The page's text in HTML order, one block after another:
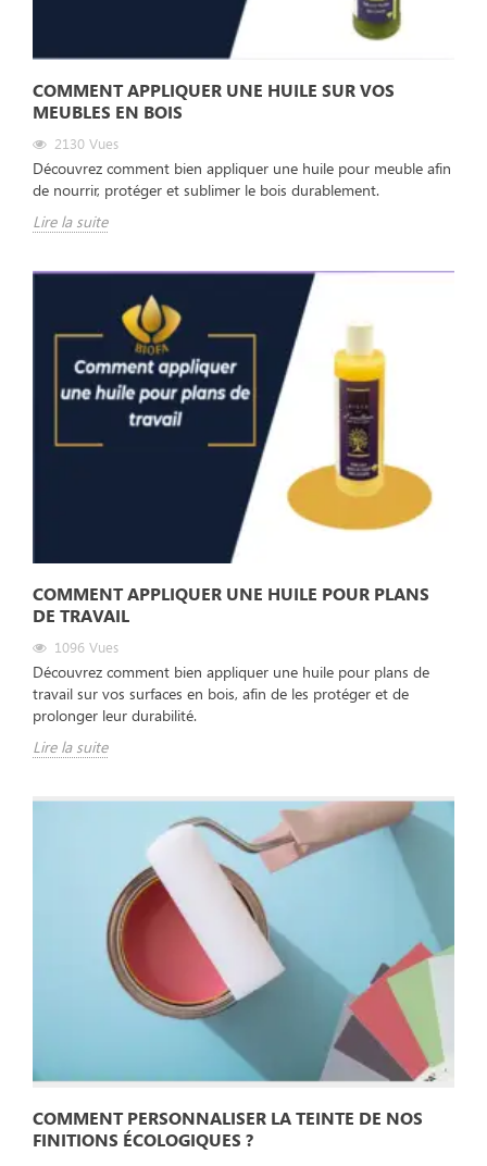
COMMENT APPLIQUER UNE HUILE SUR VOS
MEUBLES EN BOIS
2130 Vues
Découvrez comment bien appliquer une huile pour meuble afin
de nourrir, protéger et sublimer le bois durablement.
Lire la suite
COMMENT APPLIQUER UNE HUILE POUR PLANS
DE TRAVAIL
1096 Vues
Découvrez comment bien appliquer une huile pour plans de
travail sur vos surfaces en bois, afin de les protéger et de
prolonger leur durabilité.
Lire la suite
COMMENT PERSONNALISER LA TEINTE DE NOS
FINITIONS ÉCOLOGIQUES ?